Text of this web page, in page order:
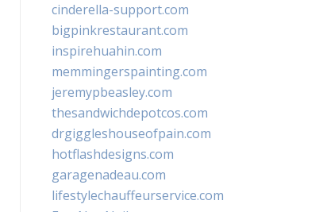
cinderella-support.com
bigpinkrestaurant.com
inspirehuahin.com
memmingerspainting.com
jeremypbeasley.com
thesandwichdepotcos.com
drgiggleshouseofpain.com
hotflashdesigns.com
garagenadeau.com
lifestylechauffeurservice.com